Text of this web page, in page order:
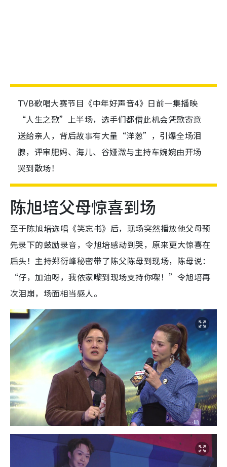
TVB歌唱大赛节目《中年好声音4》日前一集播映
“人生之歌”上半场，选手们都借此机会凭歌寄意
送给亲人，背后故事有大量“洋葱”，引爆全场泪
腺，评审肥妈、海儿、谷娅溦与主持车婉婉由开场
哭到散场！
陈旭培父母惊喜到场
至于陈旭培选唱《笑忘书》后，现场突然播放他父母预
先录下的鼓励录音，令旭培感动到哭，原来更大惊喜在
后头！主持郑衍峰秘密带了陈父陈母到现场，陈母说：
“仔，加油呀，我依家嚟到现场支持你㗎！”令旭培再
次泪崩，场面相当感人。